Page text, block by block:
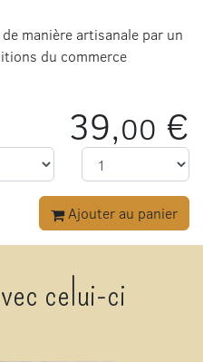
manière artisanale par un
du commerce
39,00 €
Ajouter au panier
celui-ci